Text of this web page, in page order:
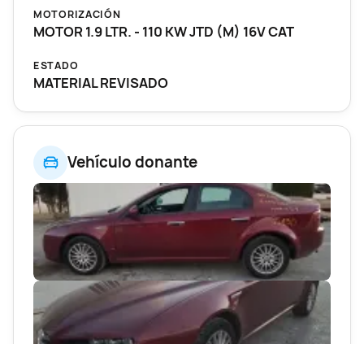
Vehículo donante
MOTORIZACIÓN
MOTOR 1.9 LTR. - 110 KW JTD (M) 16V CAT
ESTADO
MATERIAL REVISADO